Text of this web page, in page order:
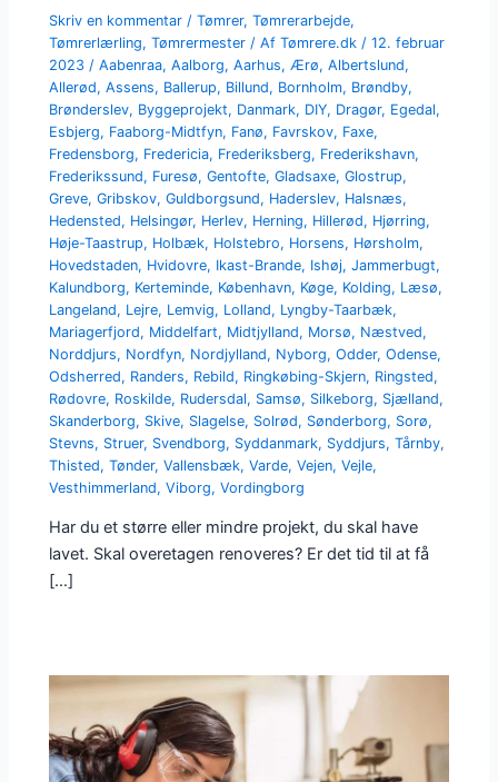
Skriv en kommentar /Tømrer,Tømrerarbejde,
Tømrerlærling,Tømrermester / AfTømrere.dk/12. februar
2023/Aabenraa,Aalborg,Aarhus,Ærø,Albertslund,
Allerød,Assens, Ballerup, Billund, Bornholm, Brøndby,
Brønderslev, Byggeprojekt, Danmark, DIY, Dragør, Egedal,
Esbjerg, Faaborg-Midtfyn, Fanø, Favrskov, Faxe,
Fredensborg, Fredericia, Frederiksberg, Frederikshavn,
Frederikssund, Furesø,Gentofte,Gladsaxe,Glostrup,
Greve,Gribskov,Guldborgsund, Haderslev, Halsnæs,
Hedensted, Helsingør, Herlev, Herning, Hillerød, Hjørring,
Høje-Taastrup, Holbæk, Holstebro, Horsens, Hørsholm,
Hovedstaden, Hvidovre, Ikast-Brande, Ishøj,Jammerbugt,
Kalundborg, Kerteminde, København, Køge, Kolding, Læsø,
Langeland, Lejre, Lemvig, Lolland, Lyngby-Taarbæk,
Mariagerfjord, Middelfart, Midtjylland, Morsø, Næstved,
Norddjurs, Nordfyn, Nordjylland, Nyborg,Odder,Odense,
Odsherred, Randers, Rebild, Ringkøbing-Skjern, Ringsted,
Rødovre, Roskilde, Rudersdal, Samsø, Silkeborg, Sjælland,
Skanderborg, Skive, Slagelse, Solrød, Sønderborg, Sorø,
Stevns, Struer, Svendborg, Syddanmark, Syddjurs,Tårnby,
Thisted,Tønder,Vallensbæk,Varde,Vejen,Vejle,
Vesthimmerland,Viborg,Vordingborg
Har du et større eller mindre projekt, du skal have
lavet. Skal overetagen renoveres? Er det tid til at få
[…]